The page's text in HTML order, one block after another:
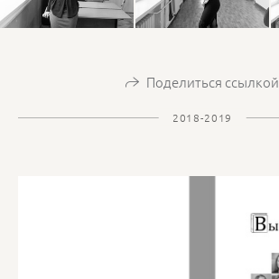
Поделиться ссылкой
2018-2019